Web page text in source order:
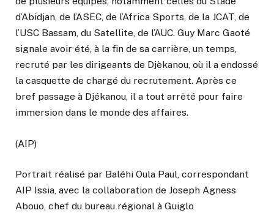
d’Abidjan, de l’ASEC, de l’Africa Sports, de la JCAT, de
l’USC Bassam, du Satellite, de l’AUC. Guy Marc Gaoté
signale avoir été, à la fin de sa carrière, un temps,
recruté par les dirigeants de Djèkanou, où il a endossé
la casquette de chargé du recrutement. Après ce
bref passage à Djékanou, il a tout arrêté pour faire
immersion dans le monde des affaires.
(AIP)
Portrait réalisé par Baléhi Oula Paul, correspondant
AIP Issia, avec la collaboration de Joseph Agness
Abouo, chef du bureau régional à Guiglo